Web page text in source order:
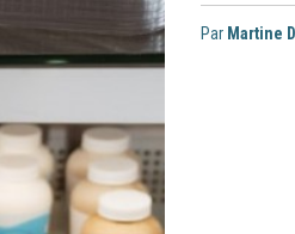
Par Martine